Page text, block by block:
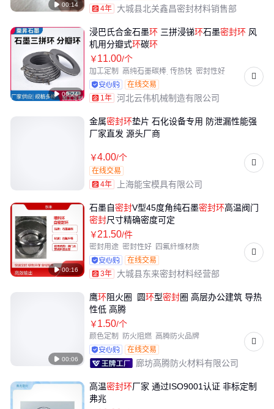
 00:14
4年
大城县北关鑫昌密封材料销售部
 00:24
浸巴氏合金石墨环 三拼浸锑环石墨密封环 风
机用分瓣式环碳环
￥11.00/个
加工定制 高纯石墨碳棒 传热快 密封性好
受热均匀
自润滑性 摩擦系数低
在线交易
1年 河北云伟机械制造有限公司
金属密封环垫片 石化设备专用 防泄漏性能强
厂家直发 源头厂商
￥4.00/个
在线交易
4年
上海能宝模具有限公司
 00:16
石墨自密封V型45度角纯石墨密封环高温阀门
密封尺寸精确密度可定
￥21.50/件
密封用途 密封性好 四氟纤维材质
在线交易
3年
大城县东来密封材料经营部
 00:06
鹰环阻火圈 圆环型密封圈 高层办公建筑 导热
性低 高腾
￥1.50/个
颜色定制 防火阻燃 高腾防火品牌
在线交易
廊坊高腾防火材料有限公司
高温密封环厂家 通过ISO9001认证 非标定制
弗兆